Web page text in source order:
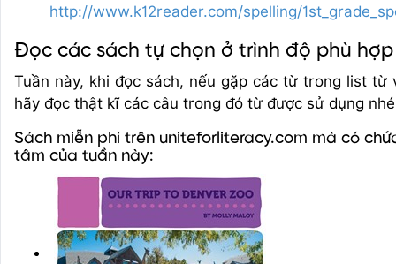
http://www.k12reader.com/spelling/
Đọc các sách tự chọn ở trình độ phù hợp
Tuần này, khi đọc sách, nếu gặp các từ trong list từ
hãy đọc thật kĩ các câu trong đó từ được sử dụng
Sách miễn phí trên uniteforliteracy.com mà có
tâm của tuần này: